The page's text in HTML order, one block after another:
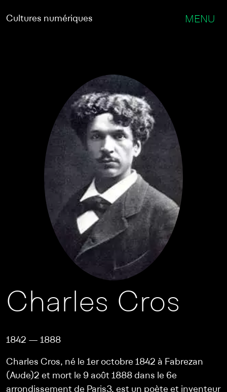
Cultures numériques MENU
Charles Cros
1842 — 1888
Charles Cros, né le 1er octobre 1842 à Fabrezan
(Aude)2 et mort le 9 août 1888 dans le 6e
arrondissement de Paris3, est un poète et inventeur